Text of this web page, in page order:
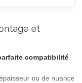
et
compatibilité
ou de nuance